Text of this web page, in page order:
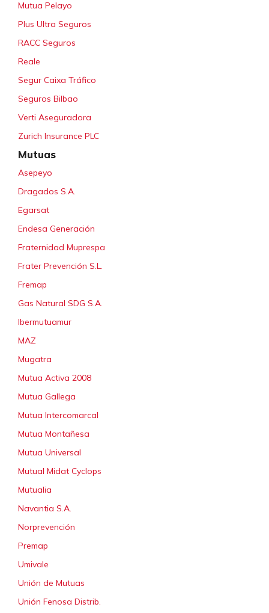
Mutua Pelayo
Plus Ultra Seguros
RACC Seguros
Reale
Segur Caixa Tráfico
Seguros Bilbao
Verti Aseguradora
Zurich Insurance PLC
Mutuas
Asepeyo
Dragados S.A.
Egarsat
Endesa Generación
Fraternidad Muprespa
Frater Prevención S.L.
Fremap
Gas Natural SDG S.A.
Ibermutuamur
MAZ
Mugatra
Mutua Activa 2008
Mutua Gallega
Mutua Intercomarcal
Mutua Montañesa
Mutua Universal
Mutual Midat Cyclops
Mutualia
Navantia S.A.
Norprevención
Premap
Umivale
Unión de Mutuas
Unión Fenosa Distrib.